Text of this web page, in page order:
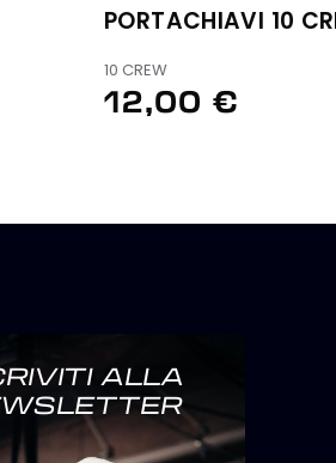
PORTACHIAVI 10
10 CREW
12,00 €
ALLA